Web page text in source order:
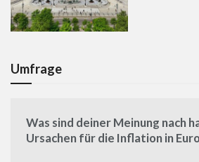
Umfrage
Was sind deiner Meinung nach
Ursachen für die Inflation in